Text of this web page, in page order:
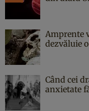
Amprente
dezvăluie
Când cei
anxietate